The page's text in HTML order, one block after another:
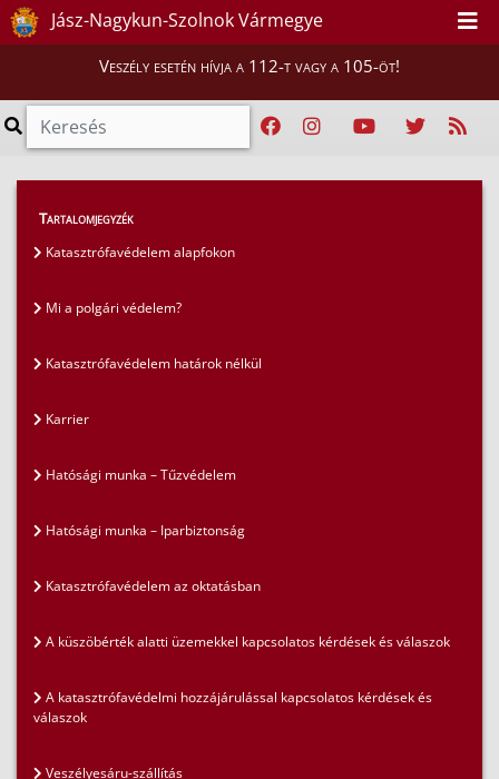
Jász-Nagykun-Szolnok Vármegye
Veszély esetén hívja a 112-t vagy a 105-öt!
GYIK > Gyakran ismételt kérdések
Hatósági munka – Iparbiztonság
Tartalomjegyzék
Katasztrófavédelem alapfokon
Mi a polgári védelem?
Katasztrófavédelem határok nélkül
Karrier
Hatósági munka – Tűzvédelem
Hatósági munka – Iparbiztonság
Katasztrófavédelem az oktatásban
A küszöbérték alatti üzemekkel kapcsolatos kérdések és válaszok
A katasztrófavédelmi hozzájárulással kapcsolatos kérdések és
válaszok
Veszélyesáru-szállítás